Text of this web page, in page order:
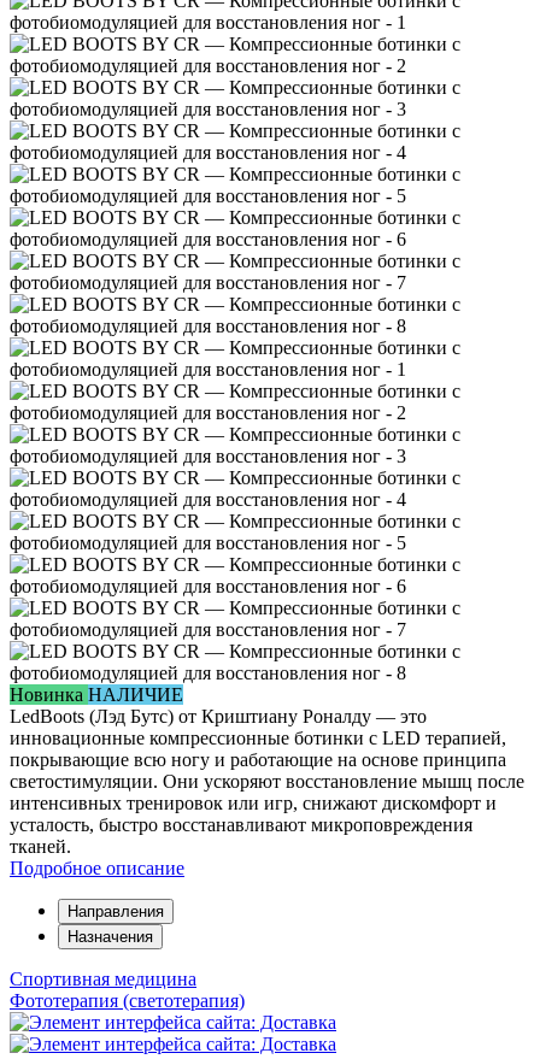
Новинка НАЛИЧИЕ
LedBoots (Лэд Бутс) от Криштиану Роналду — это
инновационные компрессионные ботинки с LED терапией,
покрывающие всю ногу и работающие на основе принципа
светостимуляции. Они ускоряют восстановление мышц после
интенсивных тренировок или игр, снижают дискомфорт и
усталость, быстро восстанавливают микроповреждения
тканей.
Подробное описание
Направления
Назначения
Спортивная медицина
Фототерапия (светотерапия)